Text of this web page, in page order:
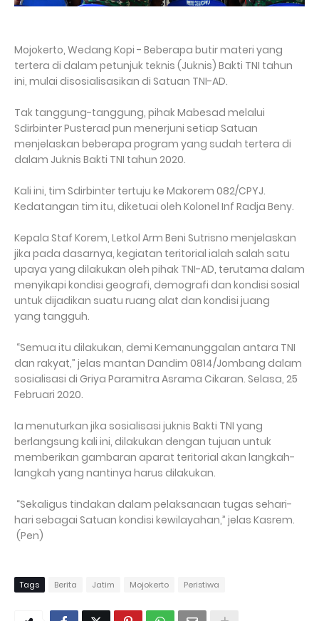
Mojokerto, Wedang Kopi - Beberapa butir materi yang
tertera di dalam petunjuk teknis (Juknis) Bakti TNI tahun
ini, mulai disosialisasikan di Satuan TNI-AD.
Tak tanggung-tanggung, pihak Mabesad melalui
Sdirbinter Pusterad pun menerjuni setiap Satuan
menjelaskan beberapa program yang sudah tertera di
dalam Juknis Bakti TNI tahun 2020.
Kali ini, tim Sdirbinter tertuju ke Makorem 082/CPYJ.
Kedatangan tim itu, diketuai oleh Kolonel Inf Radja Beny.
Kepala Staf Korem, Letkol Arm Beni Sutrisno menjelaskan
jika pada dasarnya, kegiatan teritorial ialah salah satu
upaya yang dilakukan oleh pihak TNI-AD, terutama dalam
menyikapi kondisi geografi, demografi dan kondisi sosial
untuk dijadikan suatu ruang alat dan kondisi juang
yang tangguh.
“Semua itu dilakukan, demi Kemanunggalan antara TNI
dan rakyat,” jelas mantan Dandim 0814/Jombang dalam
sosialisasi di Griya Paramitra Asrama Cikaran. Selasa, 25
Februari 2020.
Ia menuturkan jika sosialisasi juknis Bakti TNI yang
berlangsung kali ini, dilakukan dengan tujuan untuk
memberikan gambaran aparat teritorial akan langkah-
langkah yang nantinya harus dilakukan.
“Sekaligus tindakan dalam pelaksanaan tugas sehari-
hari sebagai Satuan kondisi kewilayahan,” jelas Kasrem.
(Pen)
Tags Berita Jatim Mojokerto Peristiwa